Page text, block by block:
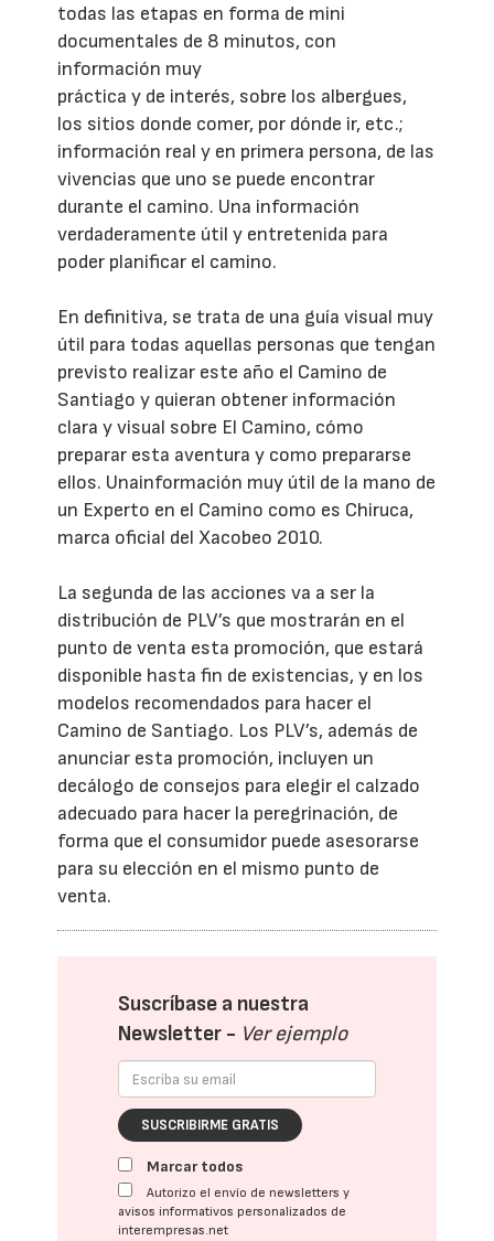
todas las etapas en forma de mini
documentales de 8 minutos, con
información muy
práctica y de interés, sobre los albergues,
los sitios donde comer, por dónde ir, etc.;
información real y en primera persona, de las
vivencias que uno se puede encontrar
durante el camino. Una información
verdaderamente útil y entretenida para
poder planificar el camino.
En definitiva, se trata de una guía visual muy
útil para todas aquellas personas que tengan
previsto realizar este año el Camino de
Santiago y quieran obtener información
clara y visual sobre El Camino, cómo
preparar esta aventura y como prepararse
ellos. Unainformación muy útil de la mano de
un Experto en el Camino como es Chiruca,
marca oficial del Xacobeo 2010.
La segunda de las acciones va a ser la
distribución de PLV’s que mostrarán en el
punto de venta esta promoción, que estará
disponible hasta fin de existencias, y en los
modelos recomendados para hacer el
Camino de Santiago. Los PLV’s, además de
anunciar esta promoción, incluyen un
decálogo de consejos para elegir el calzado
adecuado para hacer la peregrinación, de
forma que el consumidor puede asesorarse
para su elección en el mismo punto de
venta.
Suscríbase a nuestra
Newsletter - Ver ejemplo
SUSCRIBIRME GRATIS
Marcar todos
Autorizo el envío de newsletters y
avisos informativos personalizados de
interempresas.net